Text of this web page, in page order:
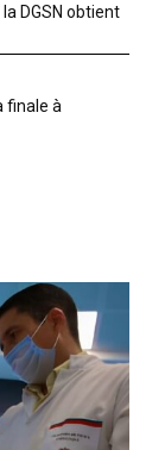
DGSN obtient
finale à